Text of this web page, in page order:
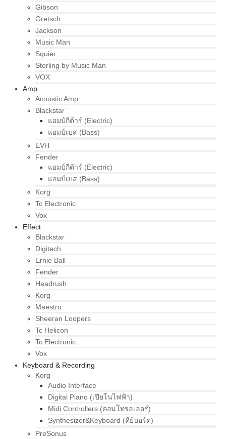
Gibson
Gretsch
Jackson
Music Man
Squier
Sterling by Music Man
VOX
Amp
Acoustic Amp
Blackstar
แอมป์กีต้าร์ (Electric)
แอมป์เบส (Bass)
EVH
Fender
แอมป์กีต้าร์ (Electric)
แอมป์เบส (Bass)
Korg
Tc Electronic
Vox
Effect
Blackstar
Digitech
Ernie Ball
Fender
Headrush
Korg
Maestro
Sheeran Loopers
Tc Helicon
Tc Electronic
Vox
Keyboard & Recording
Korg
Audio Interface
Digital Piano (เปียโนไฟฟ้า)
Midi Controllers (คอนโทรลเลอร์)
Synthesizer&Keyboard (คีย์บอร์ด)
PreSonus